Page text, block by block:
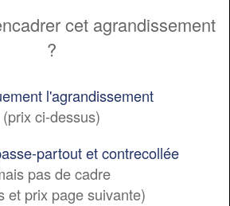
cet agrandissement
?
l'agrandissement
(prix ci-dessus)
partout et contrecollée
pas de cadre
et prix page suivante)